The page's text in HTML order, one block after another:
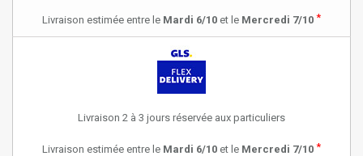
Livraison estimée entre le Mardi 6/10 et le Mercredi 7/10 *
Livraison 2 à 3 jours réservée aux particuliers
Livraison estimée entre le Mardi 6/10 et le Mercredi 7/10 *